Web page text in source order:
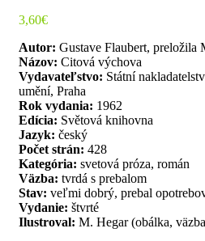
3,60€
Autor: Gustave Flaubert, preložila
Názov: Citová výchova
Vydavateľstvo: Státní
umění, Praha
Rok vydania: 1962
Edícia: Světová knihovna
Jazyk: český
Počet strán: 428
Kategória: svetová próza, román
Väzba: tvrdá s prebalom
Stav: veľmi dobrý, prebal
Vydanie: štvrté
Ilustroval: M. Hegar (obálka,